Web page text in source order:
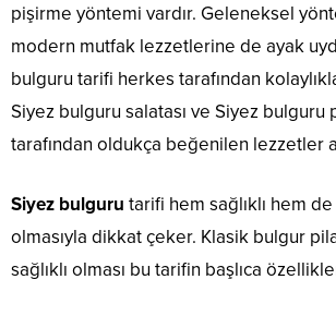
pişirme yöntemi vardır. Geleneksel
modern mutfak lezzetlerine de ayak
bulguru tarifi herkes tarafından
Siyez bulguru salatası ve Siyez bulguru
tarafından oldukça beğenilen lezzetler
Siyez bulguru tarifi hem sağlıklı hem
olmasıyla dikkat çeker. Klasik bulgur
sağlıklı olması bu tarifin başlıca